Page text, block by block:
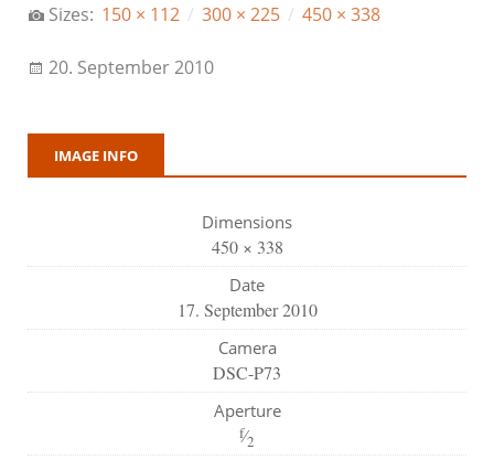
Sizes: 150 × 112 / 300 × 225 / 450 × 338
20. September 2010
IMAGE INFO
Dimensions
450 × 338
Date
17. September 2010
Camera
DSC-P73
Aperture
f⁄2